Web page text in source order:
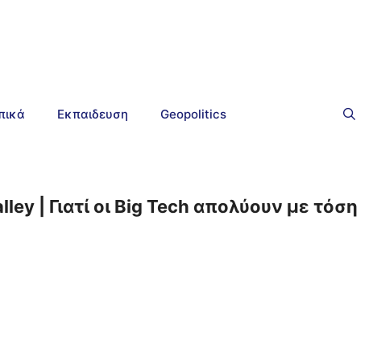
Εκπαιδευση Geopolitics
| Γιατί οι Big Tech απολύουν με τόση